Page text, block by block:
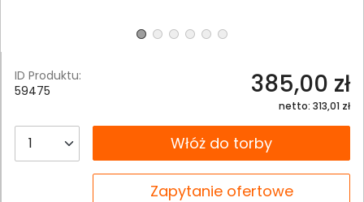
ID Produktu:
59475
385,00 zł
netto: 313,01 zł
__B2C.PRODUCT.QUANTITYWłóż do torby
Zapytanie ofertowe